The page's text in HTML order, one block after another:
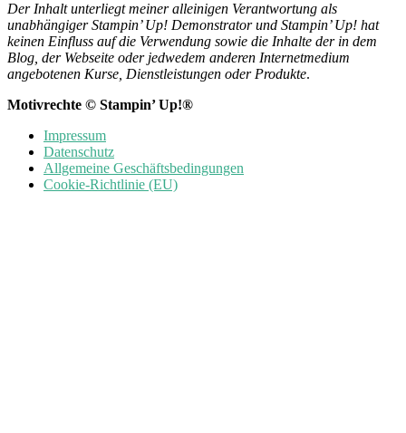
Der Inhalt unterliegt meiner alleinigen Verantwortung als
unabhängiger Stampin’ Up! Demonstrator und Stampin’ Up! hat
keinen Einfluss auf die Verwendung sowie die Inhalte der in dem
Blog, der Webseite oder jedwedem anderen Internetmedium
angebotenen Kurse, Dienstleistungen oder Produkte.
Motivrechte © Stampin’ Up!®
Impressum
Datenschutz
Allgemeine Geschäftsbedingungen
Cookie-Richtlinie (EU)